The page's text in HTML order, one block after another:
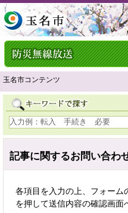
玉名市コンテンツ
記事に関するお問い合わ
各項目を入力の上、フォーム
を押して送信内容の確認画面